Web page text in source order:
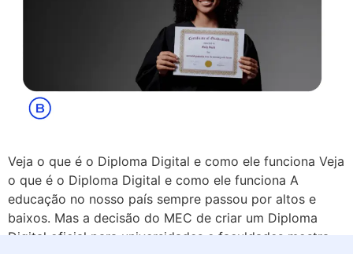
Veja o que é o Diploma Digital e como ele funciona Veja
o que é o Diploma Digital e como ele funciona A
educação no nosso país sempre passou por altos e
baixos. Mas a decisão do MEC de criar um Diploma
Digital oficial para universidades e faculdades mostra